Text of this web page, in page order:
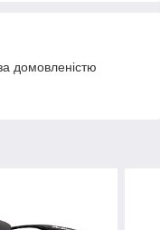
домовленістю